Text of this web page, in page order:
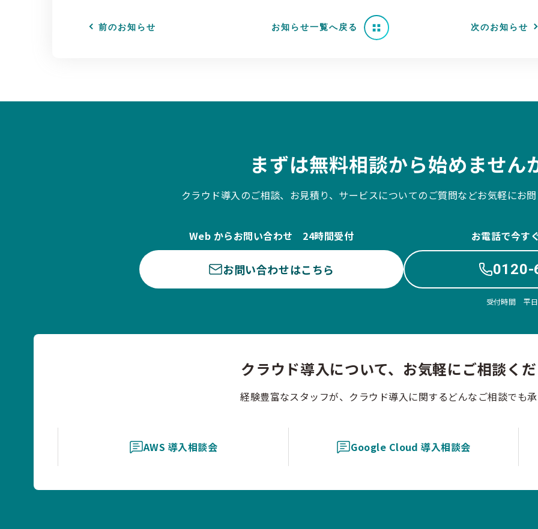
前のお知らせ お知らせ一覧へ戻る 次のお知らせ
まずは無料相談から始めません
クラウド導入のご相談、お見積り、サービスについてのご質問などお気軽にお
Web からお問い合わせ 24時間受付
お問い合わせはこちら
お電話で今す
受付時間 平
クラウド導入について、お気軽にご相談く
経験豊富なスタッフが、クラウド導入に関するどんなご相談でも
AWS 導入相談会 Google Cloud 導入相談会